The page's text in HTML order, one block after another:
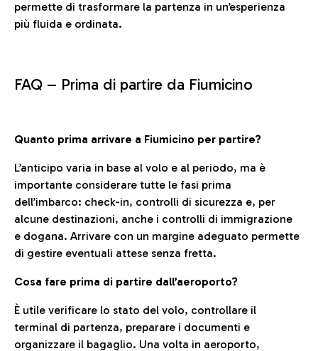
permette di trasformare la partenza in un’esperienza
più fluida e ordinata.
FAQ – Prima di partire da Fiumicino
Quanto prima arrivare a Fiumicino per partire?
L’anticipo varia in base al volo e al periodo, ma è
importante considerare tutte le fasi prima
dell’imbarco: check-in, controlli di sicurezza e, per
alcune destinazioni, anche i controlli di immigrazione
e dogana. Arrivare con un margine adeguato permette
di gestire eventuali attese senza fretta.
Cosa fare prima di partire dall’aeroporto?
È utile verificare lo stato del volo, controllare il
terminal di partenza, preparare i documenti e
organizzare il bagaglio. Una volta in aeroporto,